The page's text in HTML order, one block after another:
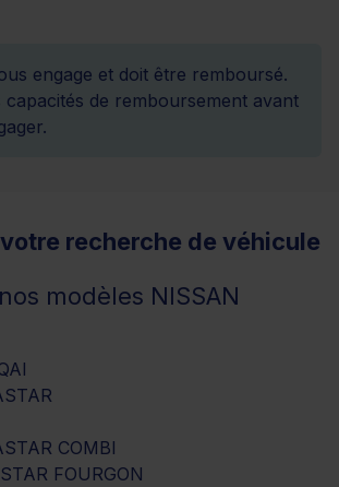
engage et doit être remboursé.
capacités de remboursement avant
recherche de véhicule
modèles NISSAN
COMBI
FOURGON